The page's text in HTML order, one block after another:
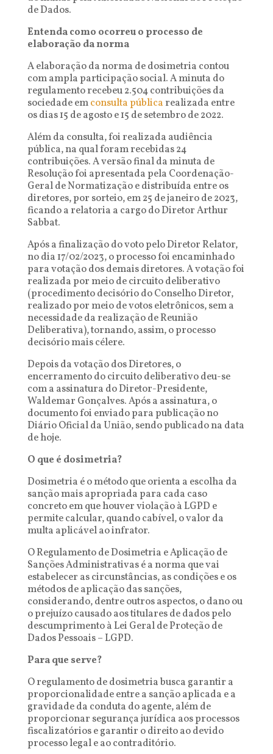
de Dados.
Entenda como ocorreu o processo de
elaboração da norma
A elaboração da norma de dosimetria contou
com ampla participação social. A minuta do
regulamento recebeu 2.504 contribuições da
sociedade emconsulta pública realizada entre
os dias 15 de agosto e 15 de setembro de 2022.
Além da consulta, foi realizada audiência
pública, na qual foram recebidas 24
contribuições. A versão final da minuta de
Resolução foi apresentada pela Coordenação-
Geral de Normatização e distribuída entre os
diretores, por sorteio, em 25 de janeiro de 2023,
ficando a relatoria a cargo do Diretor Arthur
Sabbat.
Após a finalização do voto pelo Diretor Relator,
no dia 17/02/2023, o processo foi encaminhado
para votação dos demais diretores. A votação foi
realizada por meio de circuito deliberativo
(procedimento decisório do Conselho Diretor,
realizado por meio de votos eletrônicos, sem a
necessidade da realização de Reunião
Deliberativa), tornando, assim, o processo
decisório mais célere.
Depois da votação dos Diretores, o
encerramento do circuito deliberativo deu-se
com a assinatura do Diretor-Presidente,
Waldemar Gonçalves. Após a assinatura, o
documento foi enviado para publicação no
Diário Oficial da União, sendo publicado na data
de hoje.
O que é dosimetria?
Dosimetria é o método que orienta a escolha da
sanção mais apropriada para cada caso
concreto em que houver violação à LGPD e
permite calcular, quando cabível, o valor da
multa aplicável ao infrator.
O Regulamento de Dosimetria e Aplicação de
Sanções Administrativas é a norma que vai
estabelecer as circunstâncias, as condições e os
métodos de aplicação das sanções,
considerando, dentre outros aspectos, o dano ou
o prejuízo causado aos titulares de dados pelo
descumprimento à Lei Geral de Proteção de
Dados Pessoais – LGPD.
Para que serve?
O regulamento de dosimetria busca garantir a
proporcionalidade entre a sanção aplicada e a
gravidade da conduta do agente, além de
proporcionar segurança jurídica aos processos
fiscalizatórios e garantir o direito ao devido
processo legal e ao contraditório.